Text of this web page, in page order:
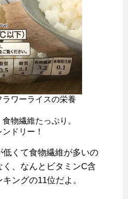
ワーライスの栄養
物繊維たっぷり。
ドリー！
低くて食物繊維が多いの
、なんとビタミンC含
ングの11位だよ。